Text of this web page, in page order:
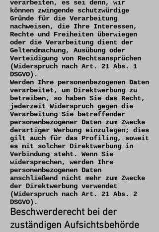
verarbeiten, es sei denn, wir
können zwingende schutzwürdige
Gründe für die Verarbeitung
nachweisen, die Ihre Interessen,
Rechte und Freiheiten überwiegen
oder die Verarbeitung dient der
Geltendmachung, Ausübung oder
Verteidigung von Rechtsansprüchen
(Widerspruch nach Art. 21 Abs. 1
DSGVO).
Werden Ihre personenbezogenen Daten
verarbeitet, um Direktwerbung zu
betreiben, so haben Sie das Recht,
jederzeit Widerspruch gegen die
Verarbeitung Sie betreffender
personenbezogener Daten zum Zwecke
derartiger Werbung einzulegen; dies
gilt auch für das Profiling, soweit
es mit solcher Direktwerbung in
Verbindung steht. Wenn Sie
widersprechen, werden Ihre
personenbezogenen Daten
anschließend nicht mehr zum Zwecke
der Direktwerbung verwendet
(Widerspruch nach Art. 21 Abs. 2
DSGVO).
Beschwerderecht bei der
zuständigen Aufsichtsbehörde